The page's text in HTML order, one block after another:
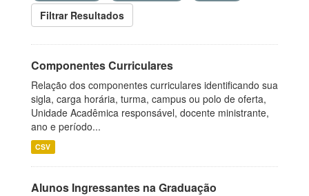
Filtrar Resultados
Componentes Curriculares
Relação dos componentes curriculares identificando sua
sigla, carga horária, turma, campus ou polo de oferta,
Unidade Acadêmica responsável, docente ministrante,
ano e período...
CSV
Alunos Ingressantes na Graduação